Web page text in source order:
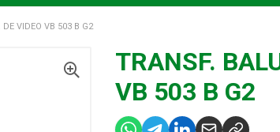
VIDEO VB 503 B G2
TRANSF.
VB 503 B G2